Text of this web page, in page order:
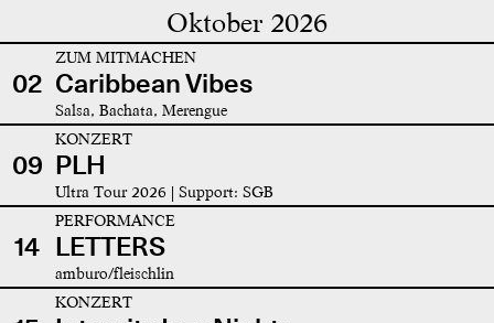
Oktober 2026
02
ZUM MITMACHEN
Caribbean Vibes
Salsa, Bachata, Merengue
09
KONZERT
PLH
Ultra Tour 2026 | Support: SGB
14
PERFORMANCE
LETTERS
amburo/fleischlin
KONZERT